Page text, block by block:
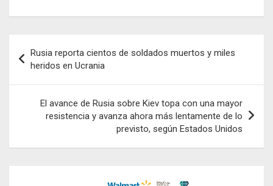
de
entradas
Rusia reporta cientos de soldados muertos y miles
heridos en Ucrania
El avance de Rusia sobre Kiev topa con una mayor
resistencia y avanza ahora más lentamente de lo
previsto, según Estados Unidos